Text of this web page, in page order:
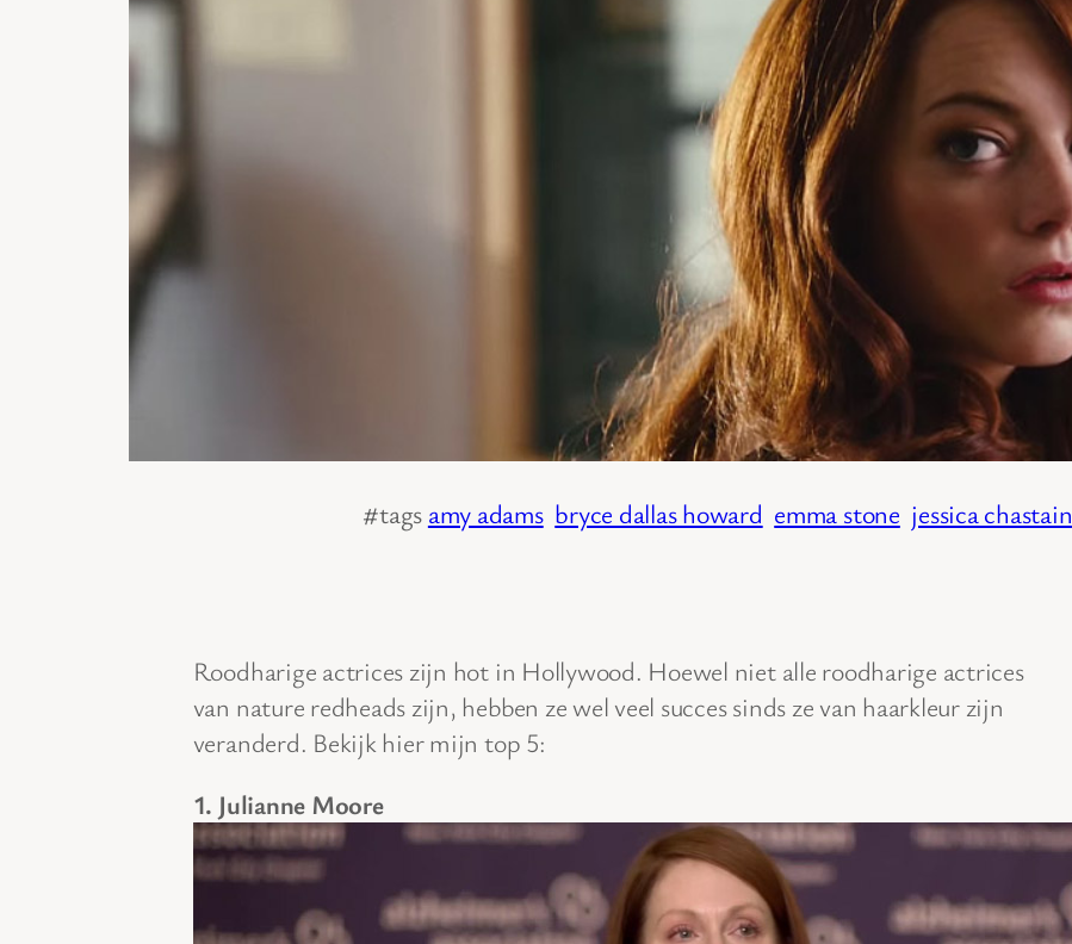
#tags amy adams bryce dallas howard emma stone jessica chastain
Roodharige actrices zijn hot in Hollywood. Hoewel niet alle roodharige actrices
van nature redheads zijn, hebben ze wel veel succes sinds ze van haarkleur zijn
veranderd. Bekijk hier mijn top 5:
1. Julianne Moore